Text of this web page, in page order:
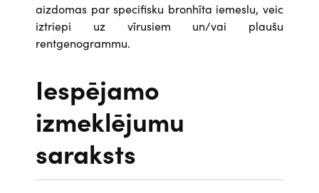
aizdomas par specifisku bronhīta iemeslu, veic
iztriepi uz vīrusiem un/vai plaušu
rentgenogrammu.
Iespējamo
izmeklējumu
saraksts